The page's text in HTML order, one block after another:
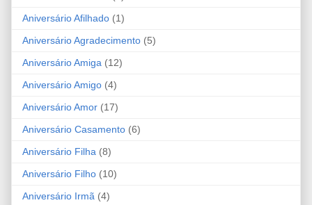
Aniversário Afilhado (1)
Aniversário Agradecimento (5)
Aniversário Amiga (12)
Aniversário Amigo (4)
Aniversário Amor (17)
Aniversário Casamento (6)
Aniversário Filha (8)
Aniversário Filho (10)
Aniversário Irmã (4)